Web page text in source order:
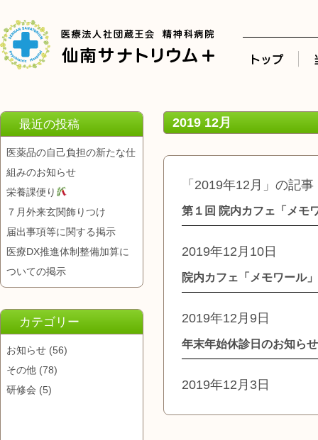
最近の投稿
医薬品の自己負担の新たな仕
組みのお知らせ
栄養課便り
７月外来玄関飾りつけ
届出事項等に関する掲示
医療DX推進体制整備加算に
ついての掲示
カテゴリー
お知らせ (56)
その他 (78)
研修会 (5)
2019 12月
「2019年12月」の記事
第１回 院内カフェ「メモ
2019年12月10日
院内カフェ「メモワール
2019年12月9日
年末年始休診日のお知らせ
2019年12月3日